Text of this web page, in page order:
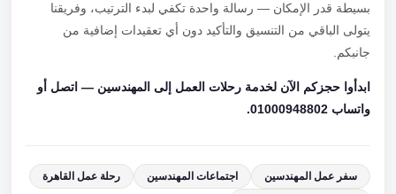
بسيطة قدر الإمكان — رسالة واحدة تكفي لبدء الترتيب، وفريقنا
يتولى الباقي من التنسيق والتأكيد دون أي تعقيدات إضافية من
جانبكم.
ابدأوا حجزكم الآن لخدمة رحلات العمل إلى المهندسين — اتصل أو
واتساب 01000948802.
سفر عمل المهندسين اجتماعات المهندسين
رحلة عمل القاهرة